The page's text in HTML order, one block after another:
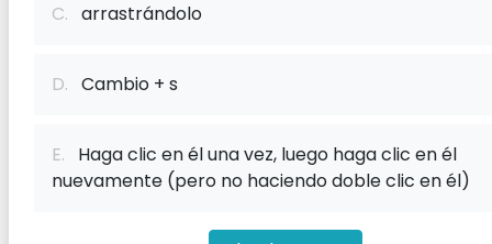
C. arrastrándolo
D. Cambio + s
E. Haga clic en él una vez, luego haga clic en él
nuevamente (pero no haciendo doble clic en él)